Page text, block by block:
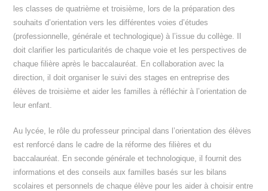
les classes de quatrième et troisième, lors de la préparation des
souhaits d’orientation vers les différentes voies d’études
(professionnelle, générale et technologique) à l’issue du collège. Il
doit clarifier les particularités de chaque voie et les perspectives de
chaque filière après le baccalauréat. En collaboration avec la
direction, il doit organiser le suivi des stages en entreprise des
élèves de troisième et aider les familles à réfléchir à l’orientation de
leur enfant.
Au lycée, le rôle du professeur principal dans l’orientation des élèves
est renforcé dans le cadre de la réforme des filières et du
baccalauréat. En seconde générale et technologique, il fournit des
informations et des conseils aux familles basés sur les bilans
scolaires et personnels de chaque élève pour les aider à choisir entre